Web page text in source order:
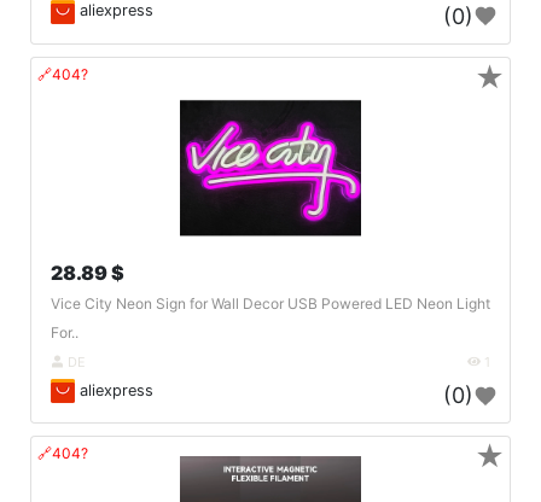
aliexpress (0)
🔗404?
28.89 $
Vice City Neon Sign for Wall Decor USB Powered LED Neon Light
For..
DE 1
aliexpress (0)
★
🔗404? ★